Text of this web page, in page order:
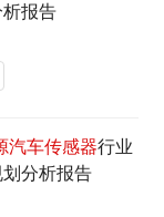
报告
汽车传感器行业
分析报告